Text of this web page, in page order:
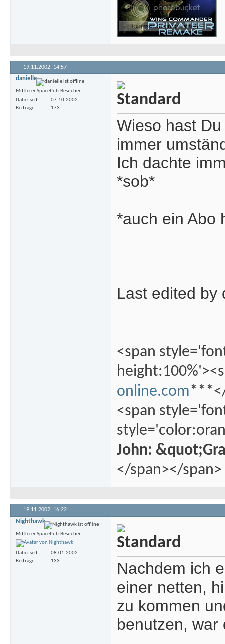
19.11.2002, 14:57
danielle
Mittlerer SpacePub-Besucher
Dabei seit
07.10.2002
Beiträge
173
Wieso hast
immer
Ich dachte
*sob*
*auch ein Abo
Last edited by
<span
online.com***</
<span
John:
</span></span>
19.11.2002, 16:22
Nighthawk
Mittlerer SpacePub-Besucher
Dabei seit
08.01.2002
Beiträge
133
Nachdem ich
einer netten,
zu kommen
benutzen, war